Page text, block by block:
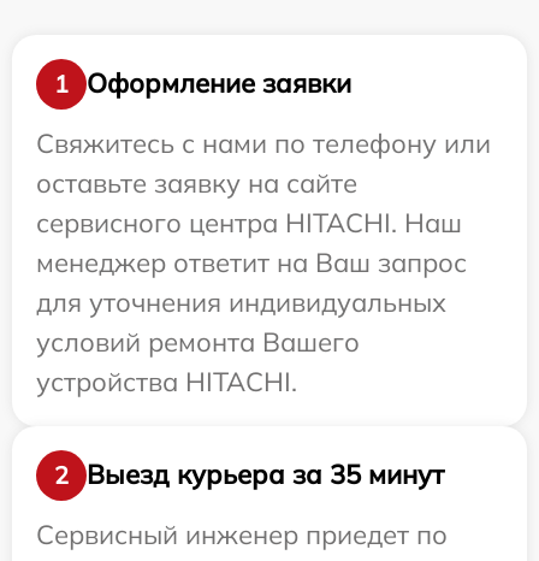
1
Оформление заявки
Свяжитесь с нами по телефону или
оставьте заявку на сайте
сервисного центра HITACHI. Наш
менеджер ответит на Ваш запрос
для уточнения индивидуальных
условий ремонта Вашего
устройства HITACHI.
2
Выезд курьера за 35 минут
Сервисный инженер приедет по